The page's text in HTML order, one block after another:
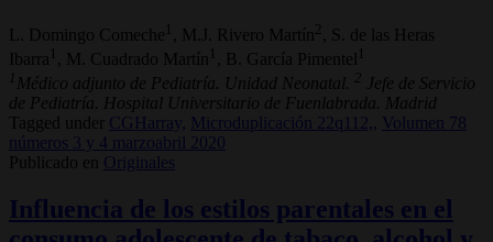
L. Domingo Comeche 1 , M.J. Rivero Martín
, S. de las Heras
Ibarra 1 , M. Cuadrado Martín 1 , B. García Pimentel 1
1 Médico adjunto de Pediatría. Unidad Neonatal. 2 Jefe de Servicio
de Pediatría. Hospital Universitario de Fuenlabrada. Madrid
Tagged under
CGHarray, Microduplicación 22q112,,
Volumen 78
números 3 y 4 marzoabril 2020
Publicado en
Originales
Influencia de los estilos parentales en el